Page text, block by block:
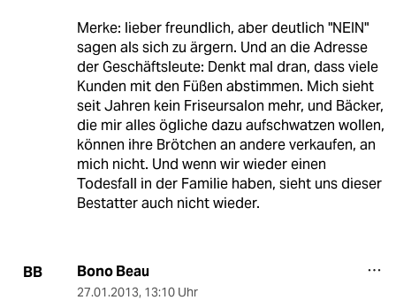
Merke: lieber freundlich, aber deutlich "NEIN"
sagen als sich zu ärgern. Und an die Adresse
der Geschäftsleute: Denkt mal dran, dass viele
Kunden mit den Füßen abstimmen. Mich sieht
seit Jahren kein Friseursalon mehr, und Bäcker,
die mir alles ögliche dazu aufschwatzen wollen,
können ihre Brötchen an andere verkaufen, an
mich nicht. Und wenn wir wieder einen
Todesfall in der Familie haben, sieht uns dieser
Bestatter auch nicht wieder.
BB Bono Beau
27.01.2013, 13:10 Uhr